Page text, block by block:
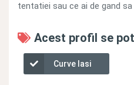
tentatiei sau ce ai de gand
Acest profil se
Curve Iasi